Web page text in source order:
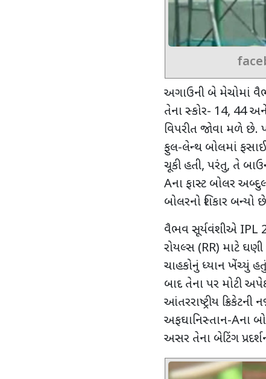
અગાઉની બે મેચોમાં
તેના સ્કોર- 14, 44
વિપરીત જોવા મળે છે.
ફુલ-લેન્થ બોલમાં
ચૂકી હતી, પરંતુ, તે
Aના ફાસ્ટ બોલર
બોલરનો શિકાર બન્યો
વૈભવ સૂર્યવંશીએ IPL
રોયલ્સ (RR) માટે ઘણી
ચાહકોનું ધ્યાન ખેંચ્યું
બાદ તેના પર મોટી
આંતરરાષ્ટ્રીય
અફઘાનિસ્તાન-Aના
અસર તેના બેટિંગ